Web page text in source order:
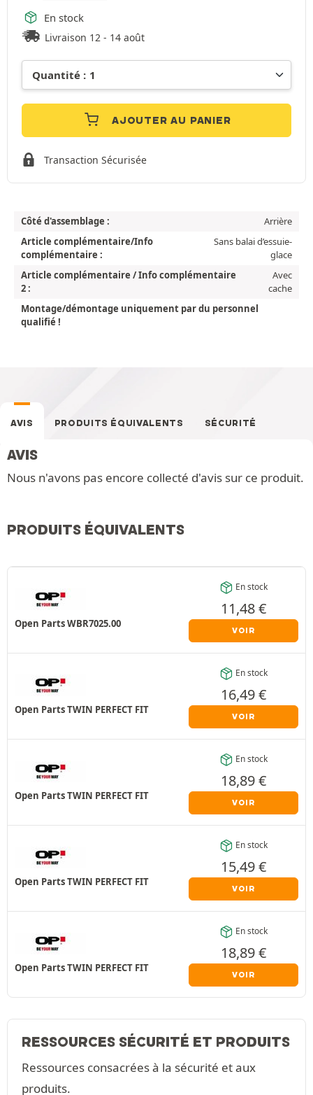
En stock
Livraison 12 - 14 août
AJOUTER AU PANIER
Transaction Sécurisée
Côté d'assemblage :
Arrière
Article complémentaire/Info
complémentaire :
Sans balai d’essuie-
glace
Article complémentaire / Info complémentaire
2 :
Avec
cache
Montage/démontage uniquement par du personnel
qualifié !
AVIS PRODUITS ÉQUIVALENTS SÉCURITÉ
AVIS
Nous n'avons pas encore collecté d'avis sur ce produit.
PRODUITS ÉQUIVALENTS
Open Parts WBR7025.00
En stock
11,48€
VOIR
Open Parts TWIN PERFECT FIT
En stock
16,49€
VOIR
Open Parts TWIN PERFECT FIT
En stock
18,89€
VOIR
Open Parts TWIN PERFECT FIT
En stock
15,49€
VOIR
Open Parts TWIN PERFECT FIT
En stock
18,89€
VOIR
RESSOURCES SÉCURITÉ ET PRODUITS
Ressources consacrées à la sécurité et aux
produits.